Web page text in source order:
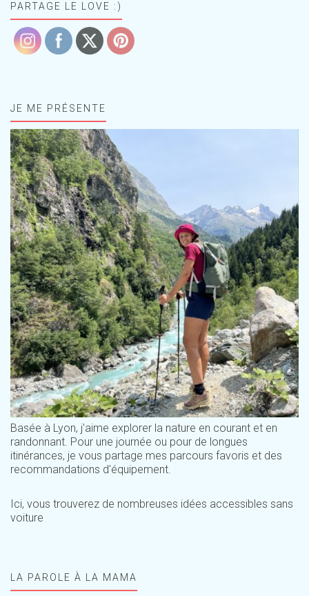
PARTAGE LE LOVE :)
JE ME PRÉSENTE
Basée à Lyon, j'aime explorer la nature en courant et en
randonnant. Pour une journée ou pour de longues
itinérances, je vous partage mes parcours favoris et des
recommandations d'équipement.
Ici, vous trouverez de nombreuses idées accessibles sans
voiture
LA PAROLE À LA MAMA